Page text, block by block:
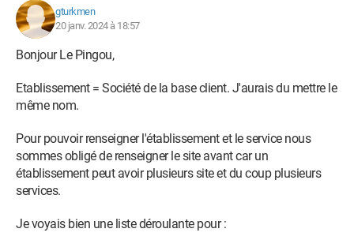
gturkmen
20 janv. 2024 à 18:57
Bonjour Le Pingou,
Etablissement = Société de la base client. J'aurais du mettre le
même nom.
Pour pouvoir renseigner l'établissement et le service nous
sommes obligé de renseigner le site avant car un
établissement peut avoir plusieurs site et du coup plusieurs
services.
Je voyais bien une liste déroulante pour :